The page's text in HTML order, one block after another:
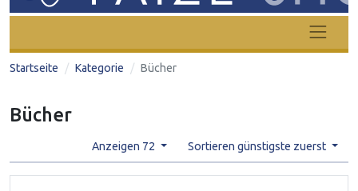
Startseite Kategorie Bücher
Bücher
Anzeigen 72 Sortieren günstigste zuerst